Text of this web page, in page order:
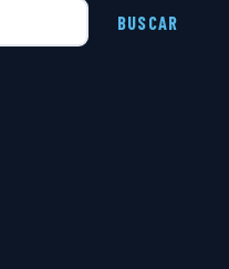
BUSCAR